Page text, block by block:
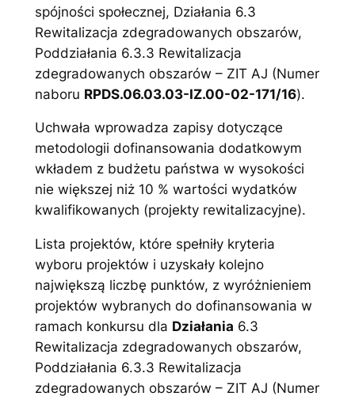
spójności społecznej, Działania 6.3
Rewitalizacja zdegradowanych obszarów,
Poddziałania 6.3.3 Rewitalizacja
zdegradowanych obszarów – ZIT AJ (Numer
naboru RPDS.06.03.03-IZ.00-02-171/16).
Uchwała wprowadza zapisy dotyczące
metodologii dofinansowania dodatkowym
wkładem z budżetu państwa w wysokości
nie większej niż 10 % wartości wydatków
kwalifikowanych (projekty rewitalizacyjne).
Lista projektów, które spełniły kryteria
wyboru projektów i uzyskały kolejno
największą liczbę punktów, z wyróżnieniem
projektów wybranych do dofinansowania w
ramach konkursu dla Działania 6.3
Rewitalizacja zdegradowanych obszarów,
Poddziałania 6.3.3 Rewitalizacja
zdegradowanych obszarów – ZIT AJ (Numer